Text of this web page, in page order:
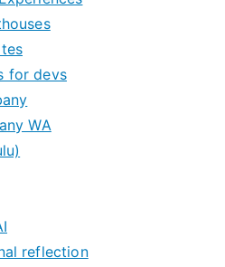
for devs
WA
reflection